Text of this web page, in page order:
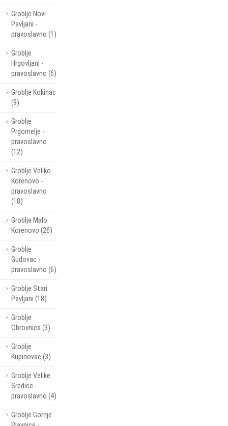
Groblje Novi
Pavljani -
pravoslavno (1)
Groblje
Hrgovljani -
pravoslavno (6)
Groblje Kokinac
(9)
Groblje
Prgomelje -
pravoslavno
(12)
Groblje Veliko
Korenovo -
pravoslavno
(18)
Groblje Malo
Korenovo (26)
Groblje
Gudovac -
pravoslavno (6)
Groblje Stari
Pavljani (18)
Groblje
Obrovnica (3)
Groblje
Kupinovac (3)
Groblje Velike
Sredice -
pravoslavno (4)
Groblje Gornje